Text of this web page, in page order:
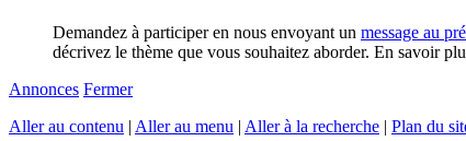
Demandez à participer en nous envoyant un message au
décrivez le thème que vous souhaitez aborder. En savoir
Annonces Fermer
Aller au contenu | Aller au menu | Aller à la recherche | Plan du